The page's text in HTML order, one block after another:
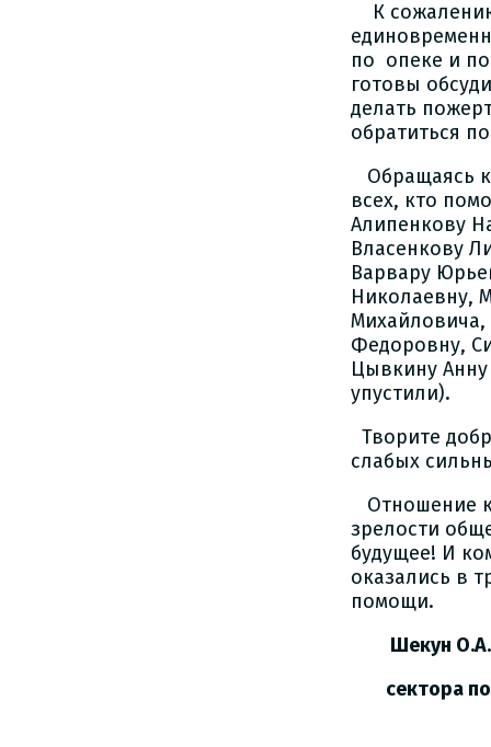
К
по опеке и
готовы
делать
обратиться
Обращаясь
всех, кто
Алипенкову
Власенкову
Варвару
Николаевну,
Федоровну,
Цывкину
упустили).
Творите
слабых
Отношение к
зрелости
будущее! И
оказались в
помощи.
Шекун О.А.
сектора по